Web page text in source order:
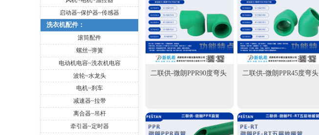
二联供-微朗PPR90度弯头 二联供-微朗PPR45度弯头
启动器~保护器~传感器
洗衣机配件：
滚筒配件
螺丝~弹簧
电动机电容~洗衣机电容
波轮~水龙头
电机~刹车
减速器~拉带
离合器~吊杆
牵引器~定时器